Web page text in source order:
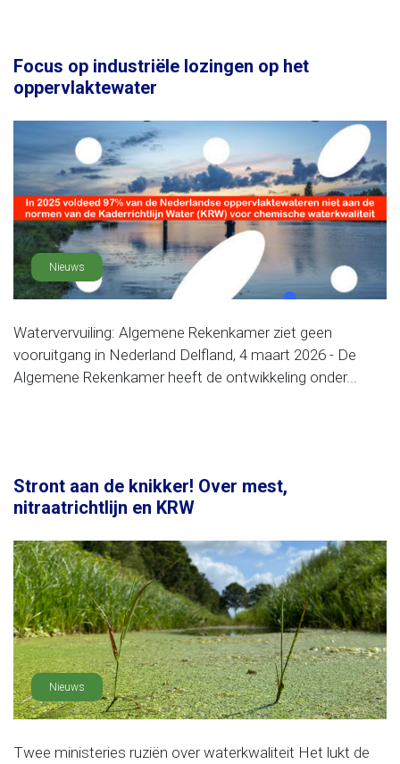
Focus op industriële lozingen op het
oppervlaktewater
Nieuws
Watervervuiling: Algemene Rekenkamer ziet geen
vooruitgang in Nederland Delfland, 4 maart 2026 - De
Algemene Rekenkamer heeft de ontwikkeling onder...
Stront aan de knikker! Over mest,
nitraatrichtlijn en KRW
Nieuws
Twee ministeries ruziën over waterkwaliteit Het lukt de